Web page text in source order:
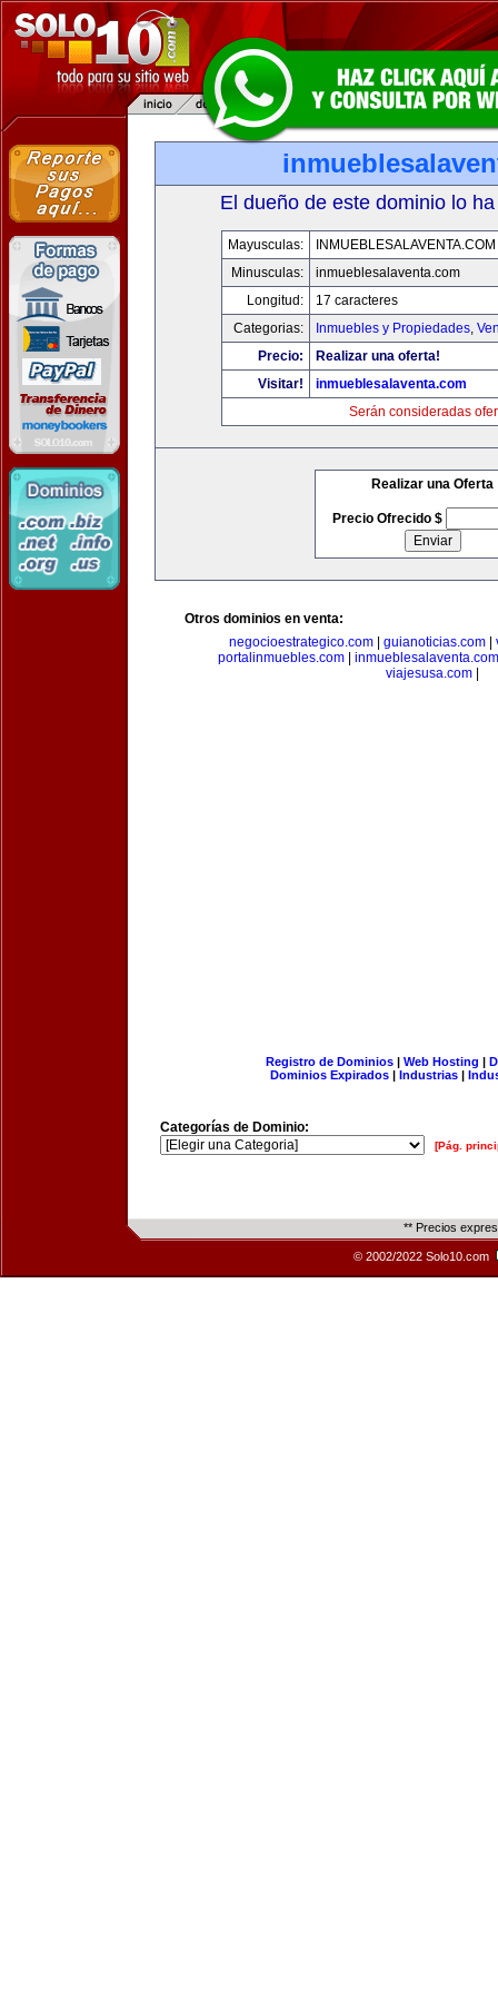
El dueño de este dominio lo
Mayusculas:
INMUEBLESALAVENTA.COM
Minusculas:
inmueblesalaventa.com
Longitud:
17 caracteres
Categorias:
Inmuebles y Propiedades,
Precio:
Realizar una oferta!
Visitar!
inmueblesalaventa.com
Serán consideradas
Realizar una Oferta
Precio Ofrecido $
Otros dominios en venta:
negocioestrategico.com| guianoticias.com|
portalinmuebles.com
inmueblesalaventa.com
viajesusa.com
Registro de Dominios| Web Hosting |
Dominios Expirados | Industrias |
Categorías de Dominio:
[Pág.
** Precios
© 2002/2022 Solo10.com